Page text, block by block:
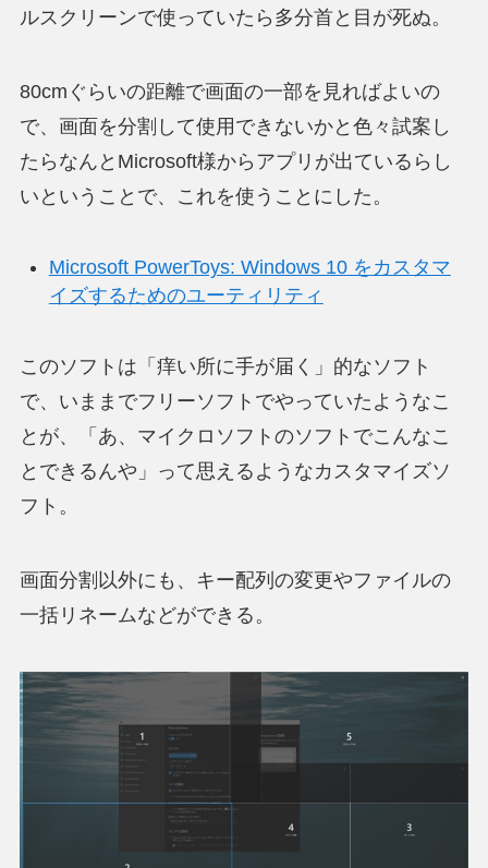
ルスクリーンで使っていたら多分首と目が死ぬ。
80cmぐらいの距離で画面の一部を見ればよいの
で、画面を分割して使用できないかと色々試案し
たらなんとMicrosoft様からアプリが出ているらし
いということで、これを使うことにした。
Microsoft PowerToys: Windows 10 をカスタマ
イズするためのユーティリティ
このソフトは「痒い所に手が届く」的なソフト
で、いままでフリーソフトでやっていたようなこ
とが、「あ、マイクロソフトのソフトでこんなこ
とできるんや」って思えるようなカスタマイズソ
フト。
画面分割以外にも、キー配列の変更やファイルの
一括リネームなどができる 。